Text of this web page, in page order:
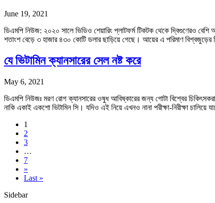
June 19, 2021
ডিএমপি নিউজ: ২০২০ সালে ভিডিও শেয়ারিং প্লাটফর্ম টিকটক থেকে দ্বিগুণেরও
শতাংশ বেড়ে ৩ হাজার ৪৩০ কোটি ডলার ছাড়িয়ে গেছে। আয়ের এ পরিমাণ বিশ্বজুড়ের
যে ভিটামিন ক্যানসারের সেল নষ্ট করে
May 6, 2021
ডিএমপি নিউজঃ মরণ রোগ ক্যানসারের ওষুধ আবিষ্কারের জন্য গোটা বিশ্বের
নাকি একাই একশো ভিটামিন সি। যদিও এই নিয়ে এখনও নানা পরীক্ষা-নিরীক্ষা
1
2
3
…
7
»
Last »
Sidebar